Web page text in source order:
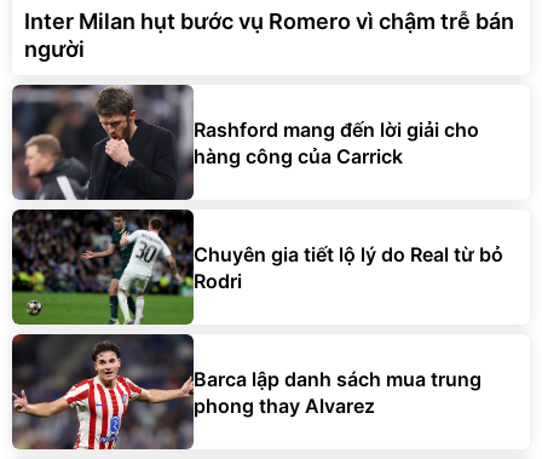
Inter Milan hụt bước vụ Romero vì chậm trễ bán
người
Rashford mang đến lời giải cho
hàng công của Carrick
Chuyên gia tiết lộ lý do Real từ bỏ
Rodri
Barca lập danh sách mua trung
phong thay Alvarez